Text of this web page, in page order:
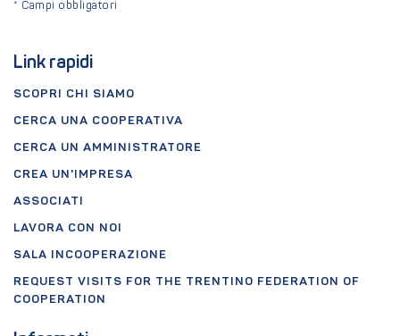
Link rapidi
SCOPRI CHI SIAMO
CERCA UNA COOPERATIVA
CERCA UN AMMINISTRATORE
CREA UN'IMPRESA
ASSOCIATI
LAVORA CON NOI
SALA INCOOPERAZIONE
REQUEST VISITS FOR THE TRENTINO FEDERATION OF
COOPERATION
* Campi obbligatori